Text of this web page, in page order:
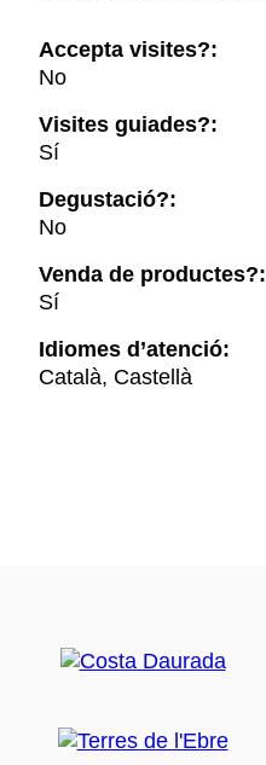
Accepta visites?:
No
Visites guiades?:
Sí
Degustació?:
No
Venda de productes?:
Sí
Idiomes d’atenció:
Català, Castellà